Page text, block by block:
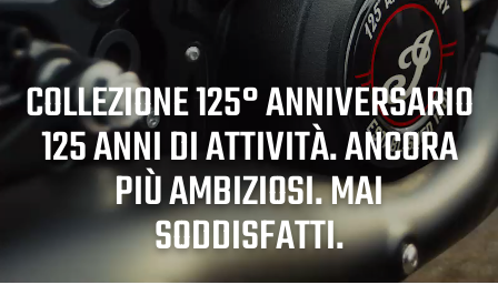
COLLEZIONE 125° ANNIVERSARIO
125 ANNI DI ATTIVITÀ. ANCORA
PIÙ AMBIZIOSI. MAI
SODDISFATTI.